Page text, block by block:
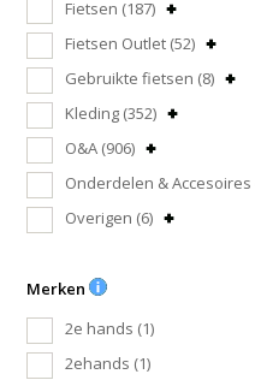
Fietsen (187)
Fietsen Outlet (52)
Gebruikte fietsen (8)
Kleding (352)
O&A (906)
Onderdelen & Accesoires
Overigen (6)
Merken
2e hands (1)
2ehands (1)